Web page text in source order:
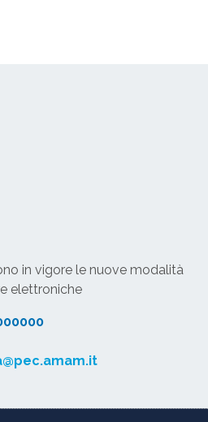
in vigore le nuove modalità
elettroniche